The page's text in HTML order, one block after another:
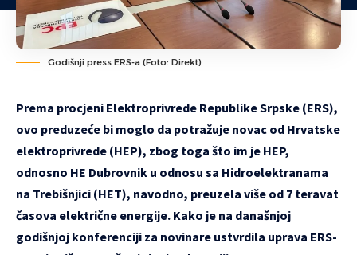
Godišnji press ERS-a (Foto: Direkt)
Prema procjeni Elektroprivrede Republike Srpske (ERS),
ovo preduzeće bi moglo da potražuje novac od Hrvatske
elektroprivrede (HEP), zbog toga što im je HEP,
odnosno HE Dubrovnik u odnosu sa Hidroelektranama
na Trebišnjici (HET), navodno, preuzela više od 7 teravat
časova električne energije. Kako je na današnjoj
godišnjoj konferenciji za novinare ustvrdila uprava ERS-